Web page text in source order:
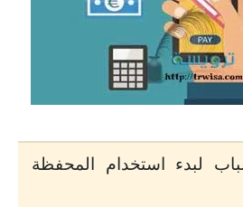
يلي 8 أسباب لبدء استخدام المحفظة